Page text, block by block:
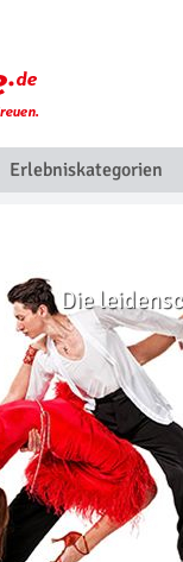
Erlebniskategorien
Die